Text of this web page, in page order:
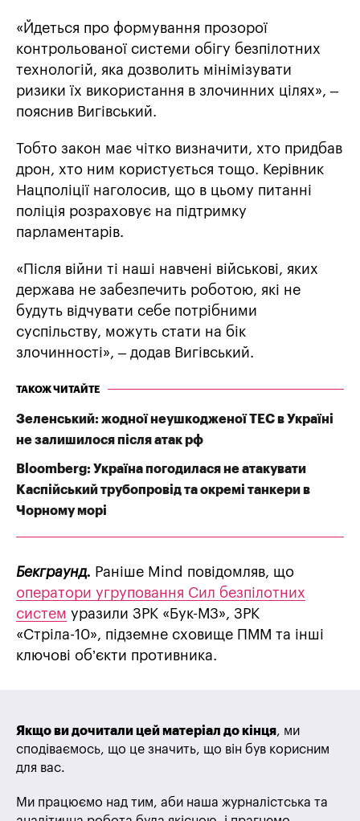
«Йдеться про формування прозорої
контрольованої системи обігу безпілотних
технологій, яка дозволить мінімізувати
ризики їх використання в злочинних цілях», –
пояснив Вигівський.
Тобто закон має чітко визначити, хто придбав
дрон, хто ним користується тощо. Керівник
Нацполіції наголосив, що в цьому питанні
поліція розраховує на підтримку
парламентарів.
«Після війни ті наші навчені військові, яких
держава не забезпечить роботою, які не
будуть відчувати себе потрібними
суспільству, можуть стати на бік
злочинності», – додав Вигівський.
ТАКОЖ ЧИТАЙТЕ
Зеленський: жодної неушкодженої ТЕС в Україні
не залишилося після атак рф
Bloomberg: Україна погодилася не атакувати
Каспійський трубопровід та окремі танкери в
Чорному морі
Бекграунд. Раніше Mind повідомляв, що
оператори угруповання Сил безпілотних
систем уразили ЗРК «Бук-М3», ЗРК
«Стріла-10», підземне сховище ПММ та інші
ключові об’єкти противника.
Якщо ви дочитали цей матеріал до кінця, ми
сподіваємось, що це значить, що він був корисним
для вас.
Ми працюємо над тим, аби наша журналістська та